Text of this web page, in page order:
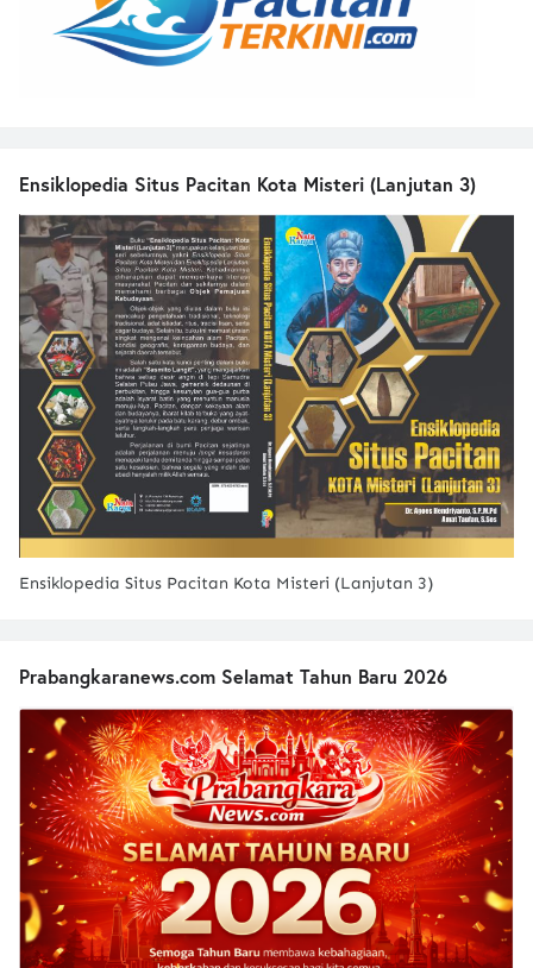
Ensiklopedia Situs Pacitan Kota Misteri (Lanjutan 3)
Ensiklopedia Situs Pacitan Kota Misteri (Lanjutan 3)
Prabangkaranews.com Selamat Tahun Baru 2026